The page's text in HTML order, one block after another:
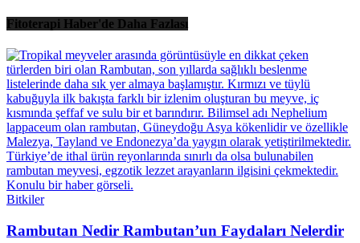
Fitoterapi Haber'de Daha Fazlası
Bitkiler
Rambutan Nedir Rambutan’un Faydaları Nelerdir